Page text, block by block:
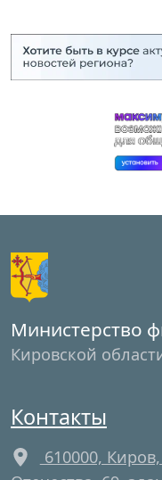
Министерство
Кировской
Контакты
610000,